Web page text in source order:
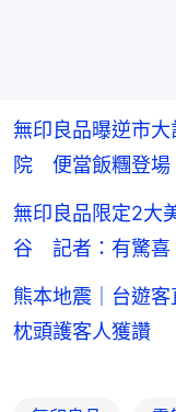
無印良品曝逆市
院 便當飯糰登場
無印良品限定2大
谷 記者：有驚喜
熊本地震｜台遊
枕頭護客人獲讚